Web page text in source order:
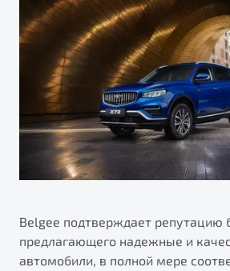
Яркий кроссовер
от 2 219 990 ₽*
Обзор В наличии
S50
Автокредит
Трейд-ин
Страхование
Расчет КАСКО
ПОДДЕРЖКА
Гарантия Belgee
Belgee Линк
Belgee Клуб
Belgee Плюс
Реферальная программа
Помощь на дорогах
О дилерском центре
Правовая информация
НАША КОМАНДА
Belgee подтверждает репутацию
предлагающего надежные и
автомобили, в полной мере